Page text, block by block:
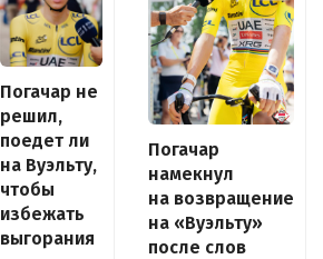
Погачар не
решил,
поедет ли
на Вуэльту,
чтобы
избежать
выгорания
Погачар
намекнул
на возвращение
на «Вуэльту»
после слов